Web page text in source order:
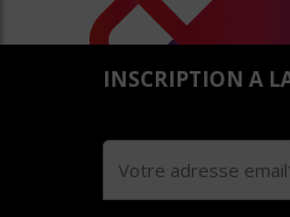
INSCRIPTION A